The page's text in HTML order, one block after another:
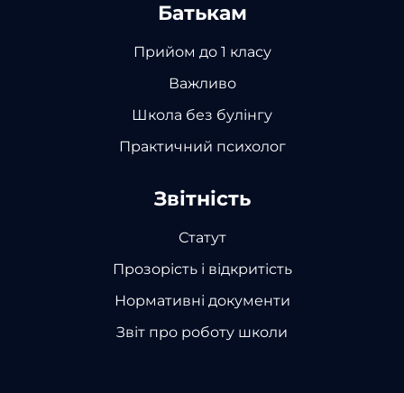
Батькам
Прийом до 1 класу
Важливо
Школа без булінгу
Практичний психолог
Звітність
Статут
Прозорість і відкритість
Нормативні документи
Звіт про роботу школи